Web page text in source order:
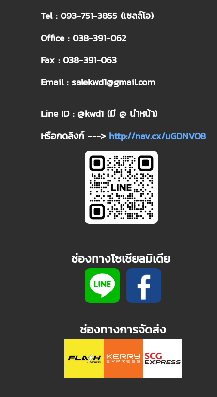
Tel : 093-751-3855 (เซลล์โอ)
Office : 038-391-062
Fax : 038-391-063
Email : salekwd1@gmail.com
Line ID : @kwd1 (มี @ นำหน้า)
หรือกดลิงก์ ---> http://nav.cx/uGDNVO8
ช่องทางโซเชียลมิเดีย
ช่องทางการจัดส่ง